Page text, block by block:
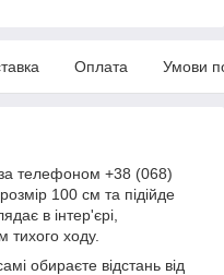
Оплата Умови
телефоном +38 (068)
100 см та підійде
в інтер'єрі,
тихого ходу.
обираєте відстань від